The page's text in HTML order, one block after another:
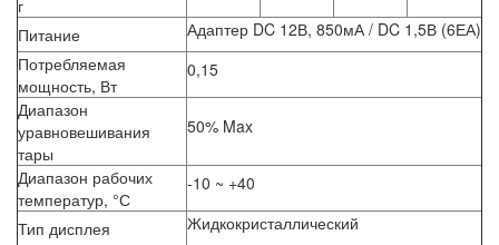
г
Питание
Адаптер DC 12В, 850мА / DC 1,5В (6ЕА)
Потребляемая
мощность, Вт
0,15
Диапазон
уравновешивания
тары
50% Max
Диапазон рабочих
температур, °С
-10 ~ +40
Тип дисплея
Жидкокристаллический